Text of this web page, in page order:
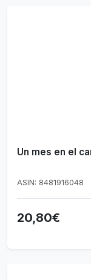
Un mes en el
ASIN: 8481916048
20,80€